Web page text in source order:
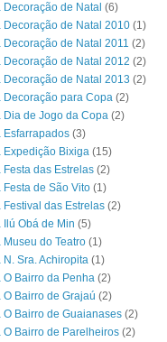
Decoração de Natal (6)
Decoração de Natal 2010 (1)
Decoração de Natal 2011 (2)
Decoração de Natal 2012 (2)
Decoração de Natal 2013 (2)
Decoração para Copa (2)
Dia de Jogo da Copa (2)
Esfarrapados (3)
Expedição Bixiga (15)
Festa das Estrelas (2)
Festa de São Vito (1)
Festival das Estrelas (2)
Ilú Obá de Min (5)
Museu do Teatro (1)
N. Sra. Achiropita (1)
O Bairro da Penha (2)
O Bairro de Grajaú (2)
O Bairro de Guaianases (2)
O Bairro de Parelheiros (2)